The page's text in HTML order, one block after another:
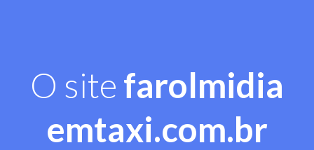
O site farolmidia
emtaxi.com.br